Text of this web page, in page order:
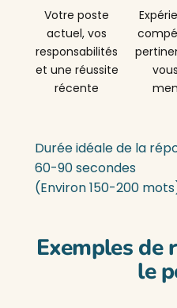
Votre poste
actuel, vos
responsabilités
et une réussite
récente
Durée idéale de la
60-90 secondes
(Environ 150-200
Exemples de
le